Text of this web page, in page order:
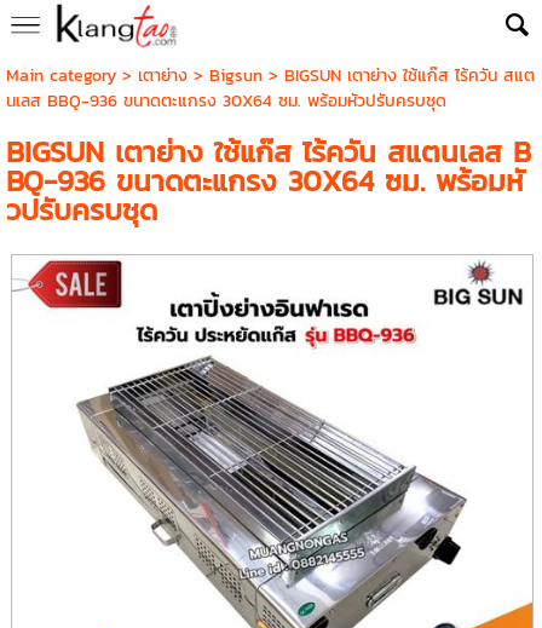
Main category> เตาย่าง> Bigsun> BIGSUN เตาย่าง ใช้แก๊ส ไร้ควัน สแต
นเลส BBQ-936 ขนาดตะแกรง 30X64 ซม. พร้อมหัวปรับครบชุด
BIGSUN เตาย่าง ใช้แก๊ส ไร้ควัน สแตนเลส B
BQ-936 ขนาดตะแกรง 30X64 ซม. พร้อมหั
วปรับครบชุด